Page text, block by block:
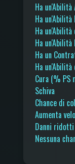
Ha
Ha un'Abilità
Ha
Ha un'Abilità
Ha un
Ha
Cura (% PS
Schiva
Chance di
Aumenta
Danni ridotti
Nessuna